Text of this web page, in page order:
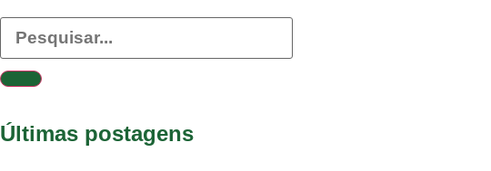
Últimas postagens